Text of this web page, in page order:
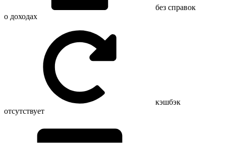
без справок
о доходах
кэшбэк
отсутствует